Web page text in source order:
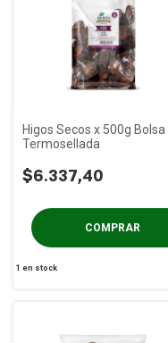
Higos Secos x 500g Bolsa
Termosellada
$6.337,40
1 en stock